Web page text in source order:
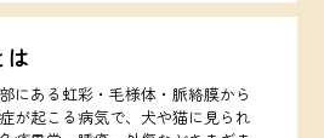
は
にある虹彩・毛様体・脈絡膜から
が起こる病気で、犬や猫に見られ